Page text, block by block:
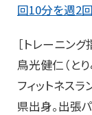
回10分を週2回
［トレーニング
鳥光健仁（とり
フィットネス
県出身。出張